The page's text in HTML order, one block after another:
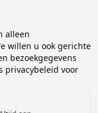
Kies datum
alleen
willen u ook gerichte
bezoekgegevens
privacybeleid voor